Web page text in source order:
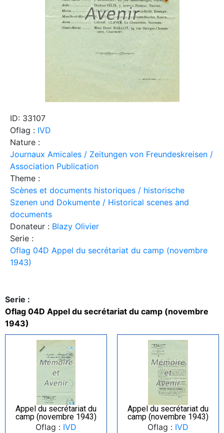
ID: 33107
Oflag : IVD
Nature :
Journaux Amicales / Zeitungen von Freundeskreisen /
Association Publication
Theme :
Scènes et documents historiques / historische
Szenen und Dokumente / Historical scenes and
documents
Donateur : Blazy Olivier
Serie :
Oflag 04D Appel du secrétariat du camp (novembre
1943)
Serie :
Oflag 04D Appel du secrétariat du camp (novembre
1943)
Appel du secrétariat du
camp (novembre 1943)
Oflag : IVD
Appel du secrétariat du
camp (novembre 1943)
Oflag : IVD